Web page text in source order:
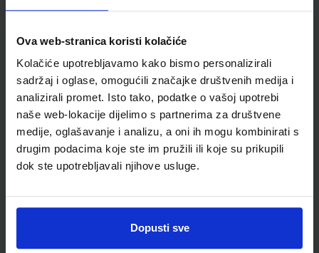
Ova web-stranica koristi kolačiće
Kolačiće upotrebljavamo kako bismo personalizirali
sadržaj i oglase, omogućili značajke društvenih medija i
analizirali promet. Isto tako, podatke o vašoj upotrebi
naše web-lokacije dijelimo s partnerima za društvene
medije, oglašavanje i analizu, a oni ih mogu kombinirati s
drugim podacima koje ste im pružili ili koje su prikupili
dok ste upotrebljavali njihove usluge.
Dopusti sve
Nastavni predmet
TEHNIČKE Š.ELEKTROTE
Reg br min
1184
Newsletter prijava